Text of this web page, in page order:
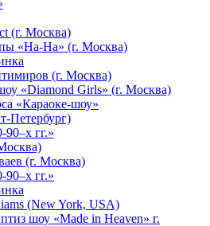
(г. Москва)
«На-На» (г. Москва)
(г. Москва)
«Diamond Girls» (г. Москва)
«Караоке-шоу»
Петербург)
90–х гг.»
(г. Москва)
90–х гг.»
(New York, USA)
шоу «Made in Heaven» г.